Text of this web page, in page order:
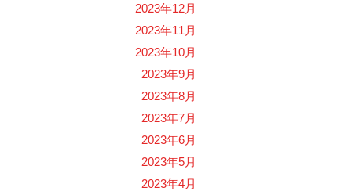
2023年12月
2023年11月
2023年10月
2023年9月
2023年8月
2023年7月
2023年6月
2023年5月
2023年4月